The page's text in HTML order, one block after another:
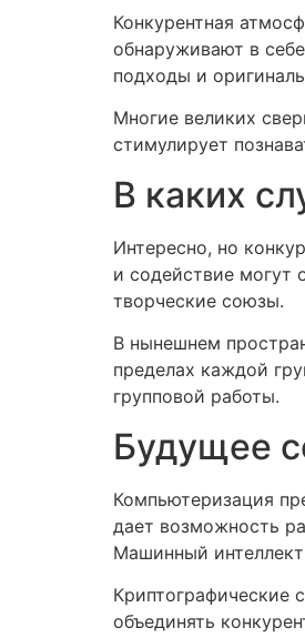
Конкурентная
обнаруживают в
подходы и
Многие великих
стимулирует
В каких
Интересно, но
и содействие могут
творческие союзы.
В нынешнем
пределах каждой
групповой работы.
Будущее
Компьютеризация
дает возможность
Машинный
Криптографические
объединять